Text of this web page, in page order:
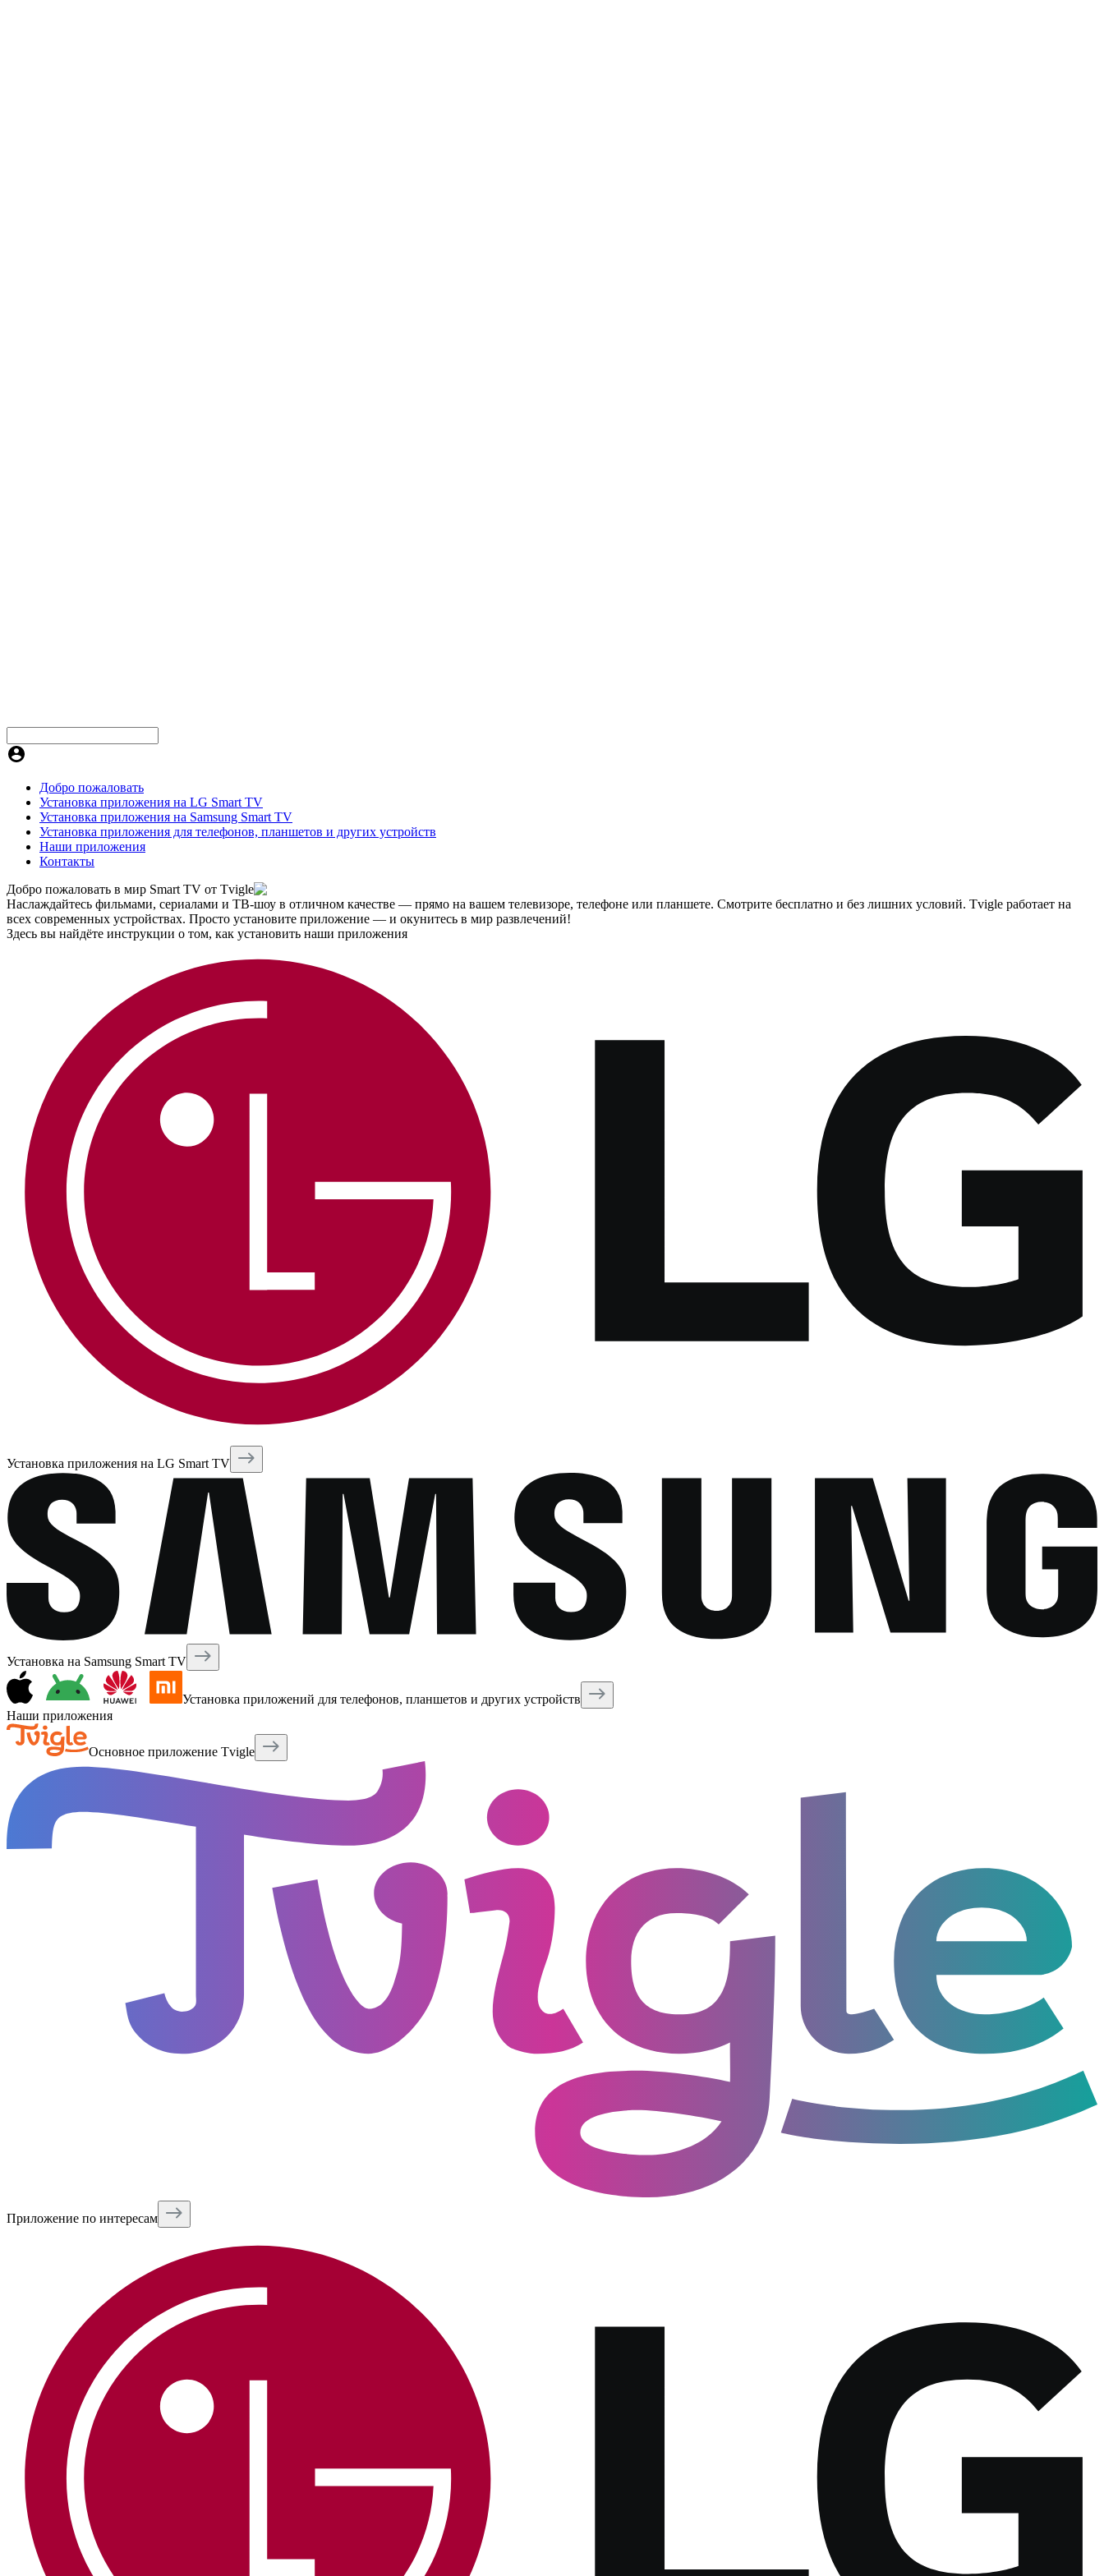
Добро пожаловать
Установка приложения на LG Smart TV
Установка приложения на Samsung Smart TV
Установка приложения для телефонов, планшетов и других устройств
Наши приложения
Контакты
Добро пожаловать в мир Smart TV от Tvigle
Наслаждайтесь фильмами, сериалами и ТВ-шоу в отличном качестве — прямо на вашем телевизоре, телефоне или планшете. Смотрите бесплатно и без лишних условий. Tvigle работает на
всех современных устройствах. Просто установите приложение — и окунитесь в мир развлечений!
Здесь вы найдёте инструкции о том, как установить наши приложения
Установка приложения на LG Smart TV
Установка на Samsung Smart TV
Установка приложений для телефонов, планшетов и других устройств
Наши приложения
Основное приложение Tvigle
Приложение по интересам